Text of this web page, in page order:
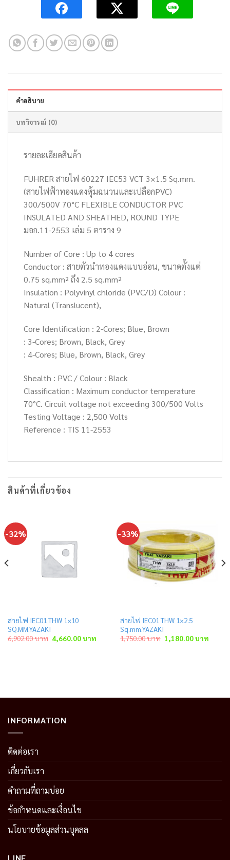
คำอธิบาย
บทวิจารณ์ (0)
รายละเอียดสินค้า
FUHRER สายไฟ 60227 IEC53 VCT 3×1.5 Sq.mm.
(สายไฟฟ้าทองแดงหุ้มฉนวนและเปลือกPVC)
300/500V 70°C FLEXIBLE CONDUCTOR PVC
INSULATED AND SHEATHED, ROUND TYPE
มอก.11-2553 เล่ม 5 ตาราง 9
Number of Core : Up to 4 cores
Conductor : สายตัวนำทองแดงแบบอ่อน, ขนาดตั้งแต่
0.75 sq.mm² ถึง 2.5 sq.mm²
Insulation : Polyvinyl chloride (PVC/D) Colour :
Natural (Translucent),
Core Identification : 2-Cores; Blue, Brown
: 3-Cores; Brown, Black, Grey
: 4-Cores; Blue, Brown, Black, Grey
Shealth : PVC / Colour : Black
Classification : Maximum conductor temperature
70°C. Circuit voltage not exceeding 300/500 Volts
Testing Voltage : 2,500 Volts
Reference : TIS 11-2553
สินค้าที่เกี่ยวข้อง
-32%
สายไฟ IEC01 THW 1×10
SQ.MM.YAZAKI
6,902.00บาท Original
price
4,660.00บาทCurrent
-33%
สายไฟ IEC01 THW 1×2.5
Sq.mm.YAZAKI
1,750.00บาท Original
price
1,180.00บาท
INFORMATION
ติดต่อเรา
เกี่ยวกับเรา
คำถามที่ถามบ่อย
ข้อกำหนดและเงื่อนไข
นโยบายข้อมูลส่วนบุคลล
LINE